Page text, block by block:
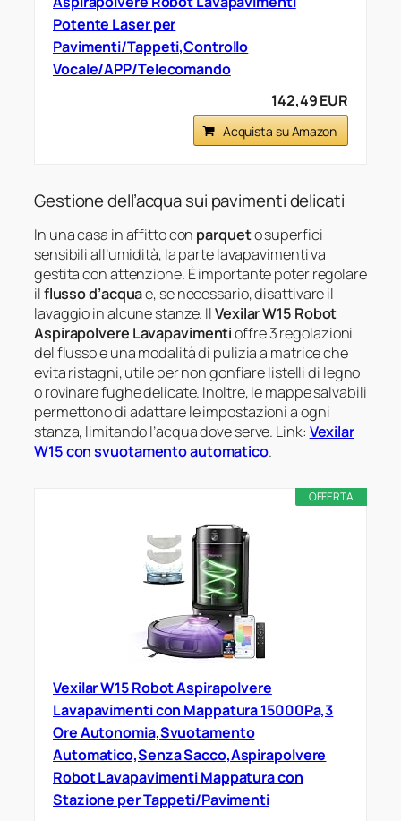
Potente Laser per
Pavimenti/Tappeti,Controllo
Vocale/APP/Telecomando
142,49 EUR
Acquista su Amazon
Gestione dell’acqua sui pavimenti delicati
In una casa in affitto con parqueto superfici
sensibili all’umidità, la parte lavapavimenti va
gestita con attenzione. È importante poter regolare
ilflusso d’acquae, se necessario, disattivare il
lavaggio in alcune stanze. IlVexilar W15 Robot
Aspirapolvere Lavapavimentioffre 3 regolazioni
del flusso e una modalità di pulizia a matrice che
evita ristagni, utile per non gonfiare listelli di legno
o rovinare fughe delicate. Inoltre, le mappe salvabili
permettono di adattare le impostazioni a ogni
stanza, limitando l’acqua dove serve. Link: Vexilar
W15 con svuotamento automatico.
OFFERTA
Vexilar W15 Robot Aspirapolvere
Lavapavimenti con Mappatura 15000Pa,3
Ore Autonomia,Svuotamento
Automatico,Senza Sacco,Aspirapolvere
Robot Lavapavimenti Mappatura con
Stazione per Tappeti/Pavimenti